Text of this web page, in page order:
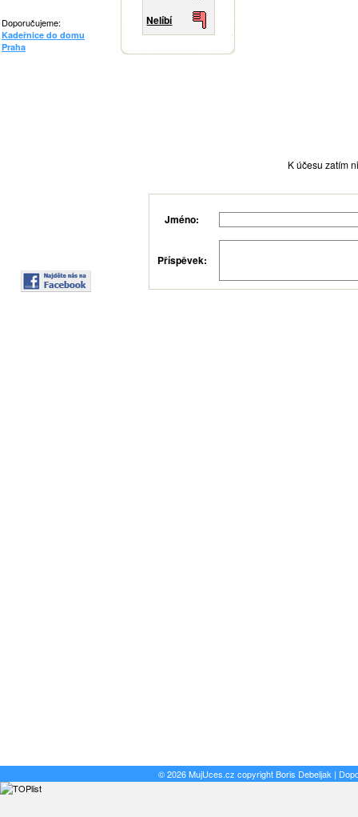
Doporučujeme:
Kadeřnice do domu
Praha
Nelíbí
K účesu zatím
Jméno:
Příspěvek:
© 2026 MujUces.cz copyrightBoris Debeljak |